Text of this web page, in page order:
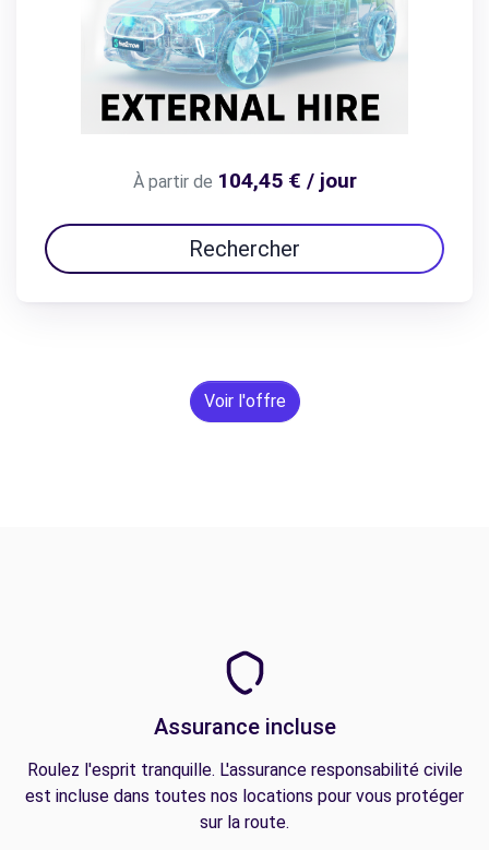
À partir de 104,45 € / jour
Rechercher
Voir l'offre
Assurance incluse
Roulez l'esprit tranquille. L'assurance responsabilité civile
est incluse dans toutes nos locations pour vous protéger
sur la route.